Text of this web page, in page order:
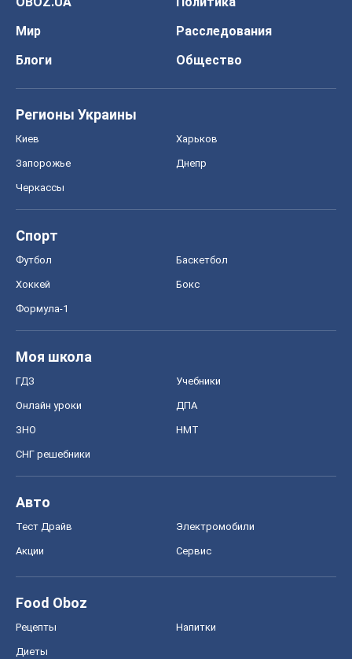
Мир
Расследования
Блоги
Общество
Регионы Украины
Киев Харьков
Запорожье Днепр
Черкассы
Спорт
Футбол Баскетбол
Хоккей Бокс
Формула-1
Моя школа
ГДЗ Учебники
Онлайн уроки ДПА
ЗНО НМТ
СНГ решебники
Авто
Тест Драйв Электромобили
Акции Сервис
Food Oboz
Рецепты Напитки
Диеты